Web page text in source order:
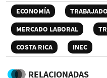
ECONOMÍA
MERCADO LABORAL
COSTA RICA
INEC
RELACIONADAS